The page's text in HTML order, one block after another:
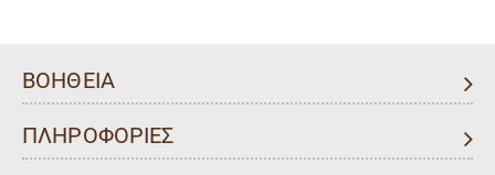
ΒΟΗΘΕΙΑ
ΠΛΗΡΟΦΟΡΙΕΣ